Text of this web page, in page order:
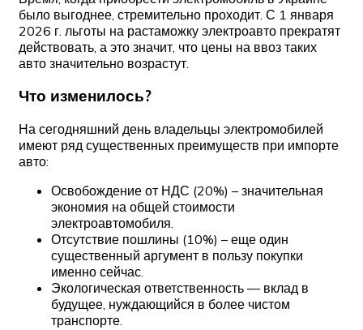
было выгоднее, стремительно проходит. С 1 января
2026 г. льготы на растаможку электроавто прекратят
действовать, а это значит, что цены на ввоз таких
авто значительно возрастут.
Что изменилось?
На сегодняшний день владельцы электромобилей
имеют ряд существенных преимуществ при импорте
авто:
Освобождение от НДС (20%) – значительная
экономия на общей стоимости
электроавтомобиля.
Отсутствие пошлины (10%) – еще один
существенный аргумент в пользу покупки
именно сейчас.
Экологическая ответственность — вклад в
будущее, нуждающийся в более чистом
транспорте.